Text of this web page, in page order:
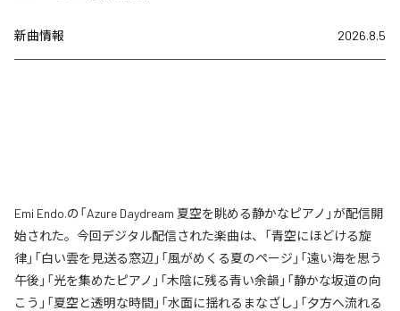
新曲情報 2026.8.5
Emi Endo.の「Azure Daydream 夏空を眺める静かなピアノ」が配信開
始された。今回デジタル配信された楽曲は、「青空にほどける旋
律」「白い雲を見送る窓辺」「風がめくる夏のページ」「遠い海を思う
午後」「光を集めたピアノ」「木陰に残る青い余韻」「静かな坂道の向
こう」「夏空と透明な時間」「水面に揺れるまなざし」「夕方へ流れる